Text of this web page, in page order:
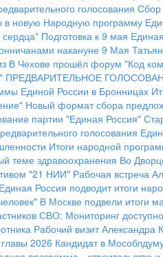
голосования Сбор
в новую Народную программу
сердца" Подготовка к 9 мая
накануне 9 Мая
В Чехове прошёл форум "Код
ПРЕДВАРИТЕЛЬНОЕ
Единой России в Бронницах
Новый формат сбора
партии "Единая Россия"
голосования
Итоги народной
теме здравоохранения Во
"21 НИИ" Рабочая встреча
Единая Россия подводит итоги
В Москве подвели итоги
СВО: Мониторинг
Рабочий визит Александра
2026 Кандидат в